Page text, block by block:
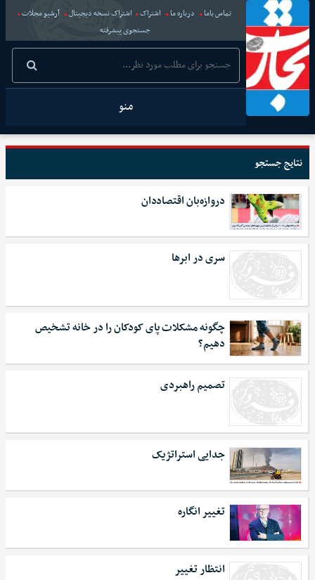
تماس باما درباره ما اشتراک اشتراک نسخه دیجیتال
آرشیو مجلات
جستجوی پیشرفته
منو
نتایج جستجو
دروازه‌بان اقتصاددان
سری در ابرها
چگونه مشکلات پای کودکان را در خانه تشخیص
دهیم؟
تصمیم راهبردی
جدایی استراتژیک
تغییر انگاره
انتظار تغییر